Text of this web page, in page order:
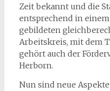
Zeit bekannt und die
entsprechend in
gebildeten
Arbeitskreis, mit dem
gehört auch der
Herborn.
Nun sind neue